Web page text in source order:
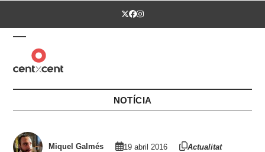
Twitter
Facebook
Instagram
Open
mobile
menu
Close
mobile
menu
NOTÍCIA
Miquel Galmés 19 abril 2016 Actualitat